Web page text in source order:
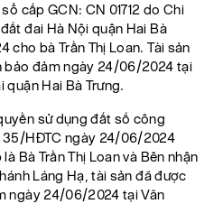
cấp GCN: CN 01712 do Chi
đai Hà Nội quận Hai Bà
cho bà Trần Thị Loan. Tài sản
bảo đảm ngày 24/06/2024 tại
Hai Bà Trưng.
sử dụng đất số công
35/HĐTC ngày 24/06/2024
Bà Trần Thị Loan và Bên nhận
Láng Hạ, tài sản đã được
ngày 24/06/2024 tại Văn